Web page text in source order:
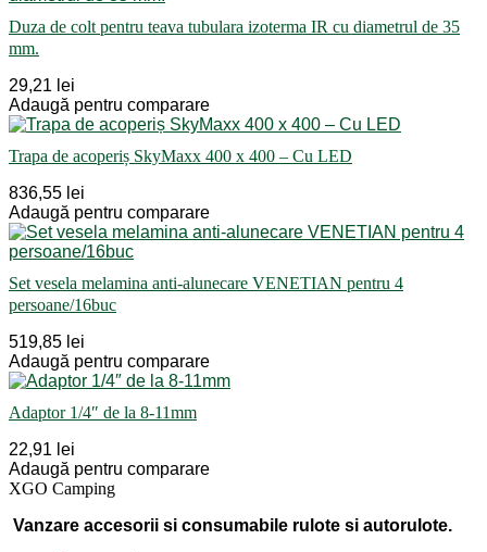
Duza de colt pentru teava tubulara izoterma IR cu diametrul de 35
mm.
29,21 lei
Adaugă pentru comparare
Trapa de acoperiș SkyMaxx 400 x 400 – Cu LED
836,55 lei
Adaugă pentru comparare
Set vesela melamina anti-alunecare VENETIAN pentru 4
persoane/16buc
519,85 lei
Adaugă pentru comparare
Adaptor 1/4″ de la 8-11mm
22,91 lei
Adaugă pentru comparare
XGO Camping
Vanzare accesorii si consumabile rulote si autorulote.